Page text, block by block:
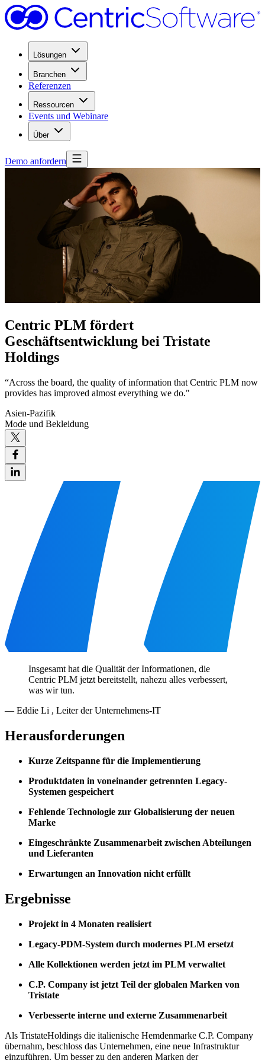
Lösungen
Branchen
Referenzen
Ressourcen
Events und Webinare
Über
Demo anfordern
Centric PLM fördert
Geschäftsentwicklung bei Tristate
Holdings
“Across the board, the quality of information that Centric PLM now
provides has improved almost everything we do."
Asien-Pazifik
Mode und Bekleidung
Insgesamt hat die Qualität der Informationen, die
Centric PLM jetzt bereitstellt, nahezu alles verbessert,
was wir tun.
— Eddie Li , Leiter der Unternehmens-IT
Herausforderungen
Kurze Zeitspanne für die Implementierung
Produktdaten in voneinander getrennten Legacy-
Systemen gespeichert
Fehlende Technologie zur Globalisierung der neuen
Marke
Eingeschränkte Zusammenarbeit zwischen Abteilungen
und Lieferanten
Erwartungen an Innovation nicht erfüllt
Ergebnisse
Projekt in 4 Monaten realisiert
Legacy-PDM-System durch modernes PLM ersetzt
Alle Kollektionen werden jetzt im PLM verwaltet
C.P. Company ist jetzt Teil der globalen Marken von
Tristate
Verbesserte interne und externe Zusammenarbeit
Als TristateHoldings die italienische Hemdenmarke C.P. Company
übernahm, beschloss das Unternehmen, eine neue Infrastruktur
einzuführen. Um besser zu den anderen Marken der